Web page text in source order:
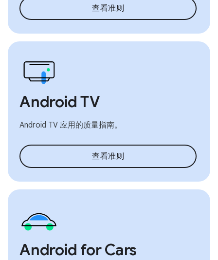
查看准则
Android TV
Android TV 应用的质量指南。
查看准则
Android for Cars